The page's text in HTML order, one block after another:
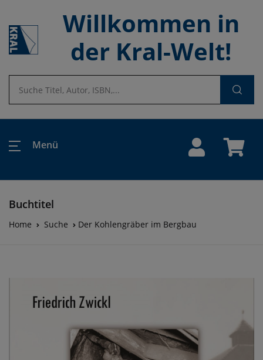
Willkommen in
der Kral-Welt!
Menü
Buchtitel
Home Suche Der Kohlengräber im Bergbau